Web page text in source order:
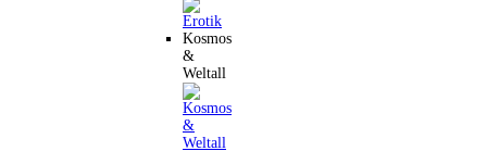
Kosmos
&
Weltall